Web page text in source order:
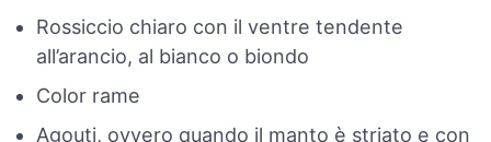
Rossiccio chiaro con il ventre tendente
all’arancio, al bianco o biondo
Color rame
Agouti, ovvero quando il manto è striato e con